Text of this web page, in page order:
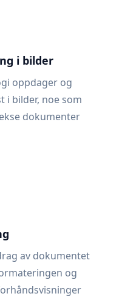
i bilder
oppdager og
i bilder, noe som
dokumenter
av dokumentet
og